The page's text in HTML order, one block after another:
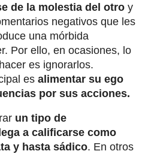
de la molestia del otro y
negativos que les
una mórbida
Por ello, en ocasiones, lo
es ignorarlos.
es alimentar su ego
por sus acciones.
un tipo de
a calificarse como
y hasta sádico. En otros